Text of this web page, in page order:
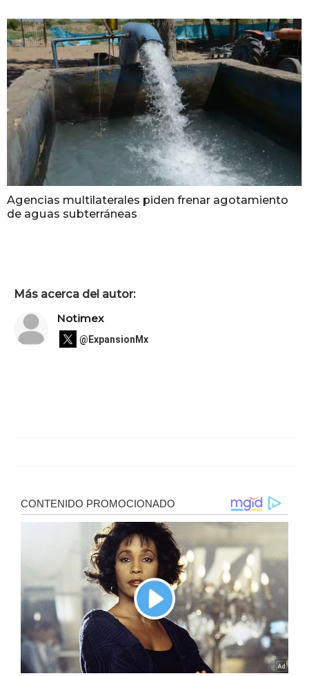
Agencias multilaterales piden frenar agotamiento
de aguas subterráneas
Más acerca del autor:
Notimex
@ExpansionMx